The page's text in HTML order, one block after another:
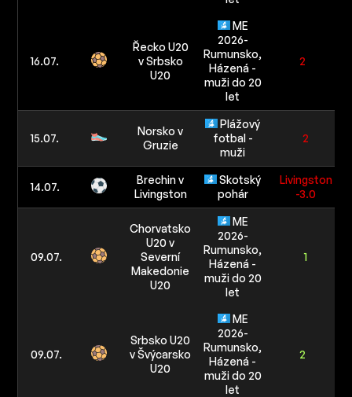
16.07.
Řecko U20
v Srbsko
U20
ME
2026-
Rumunsko,
Házená -
muži do 20
let
2
15.07.
Norsko v
Gruzie
Plážový
fotbal -
muži
2
14.07.
Brechin v
Livingston
Skotský
pohár
Livingston
-3.0
09.07.
Chorvatsko
U20 v
Severní
Makedonie
U20
ME
2026-
Rumunsko,
Házená -
muži do 20
let
1
09.07.
Srbsko U20
v Švýcarsko
U20
ME
2026-
Rumunsko,
Házená -
muži do 20
let
2